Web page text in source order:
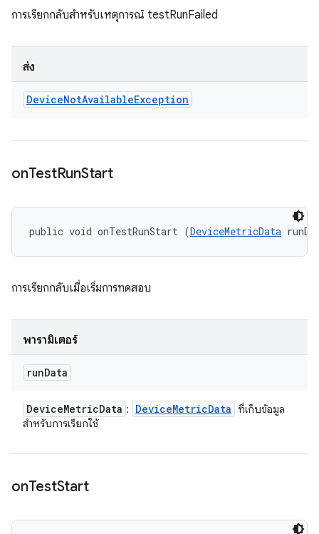
การเรียกกลับสำหรับเหตุการณ์ testRunFailed
ส่ง
DeviceNotAvailableException
onTestRunStart
public void onTestRunStart (DeviceMetricData
การเรียกกลับเมื่อเริ่มการทดสอบ
พารามิเตอร์
runData
DeviceMetricData : DeviceMetricData ที่เก็บข้อมูล
สําหรับการเรียกใช้
onTestStart